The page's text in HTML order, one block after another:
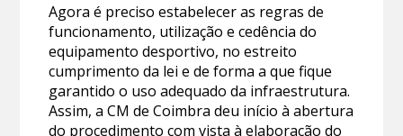
Agora é preciso estabelecer as regras de
funcionamento, utilização e cedência do
equipamento desportivo, no estreito
cumprimento da lei e de forma a que fique
garantido o uso adequado da infraestrutura.
Assim, a CM de Coimbra deu início à abertura
do procedimento com vista à elaboração do